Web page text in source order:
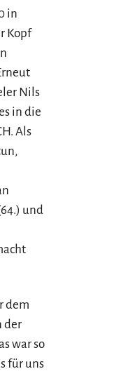
in
Kopf
Nils
in die
Als
und
dem
der
war so
für uns